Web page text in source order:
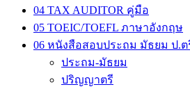
04 TAX AUDITOR คู่มือ
05 TOEIC/TOEFL ภาษาอังกฤษ
06 หนังสือสอบประถม มัธยม ป.ต
ประถม-มัธยม
ปริญญาตรี